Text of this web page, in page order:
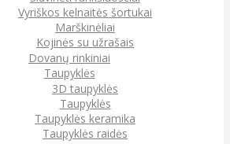
Vyriškos kelnaitės šortukai
Marškinėliai
Kojinės su užrašais
Dovanų rinkiniai
Taupyklės
3D taupyklės
Taupyklės
Taupyklės keramika
Taupyklės raidės